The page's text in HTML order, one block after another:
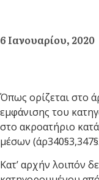
6 Ιανουαρίου, 2020
Όπως ορίζεται στο
εμφάνισης του
στο ακροατήριο
μέσων
Κατ’ αρχήν λοιπόν